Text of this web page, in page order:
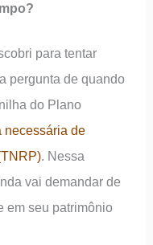
para tentar
pergunta de quando
do Plano
necessária de
. Nessa
vai demandar de
em seu patrimônio